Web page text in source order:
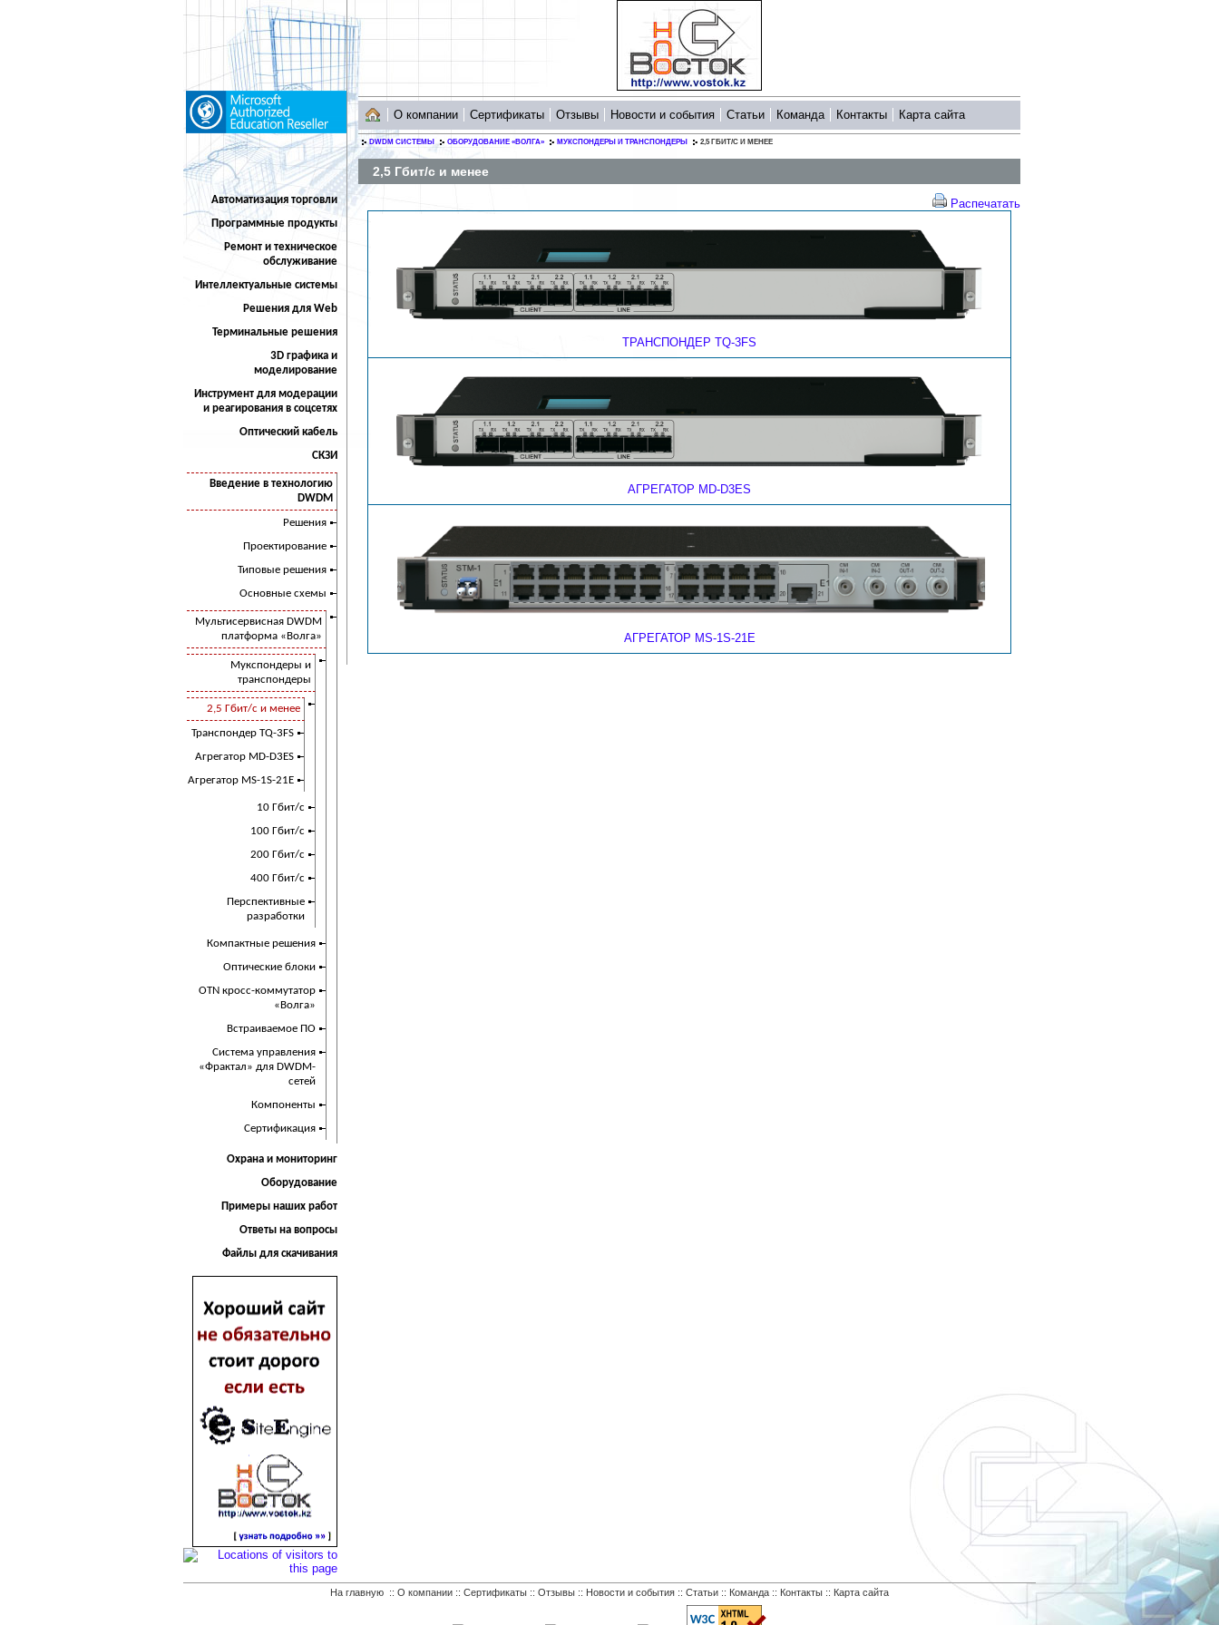
Автоматизация торговли
Программные продукты
Ремонт и техническое
обслуживание
Интеллектуальные системы
Решения для Web
Терминальные решения
3D графика и
моделирование
Инструмент для модерации
и реагирования в соцсетях
Оптический кабель
СКЗИ
Введение в технологию
DWDM
Решения
Проектирование
Типовые решения
Основные схемы
Мультисервисная DWDM
платформа «Волга»
Мукспондеры и
транспондеры
2,5 Гбит/с и менее
Транспондер TQ-3FS
Агрегатор MD-D3ES
Агрегатор MS-1S-21E
10 Гбит/с
100 Гбит/с
200 Гбит/с
400 Гбит/с
Перспективные
разработки
Компактные решения
Оптические блоки
OTN кросс-коммутатор
«Волга»
Встраиваемое ПО
Cистема управления
«Фрактал» для DWDM-
сетей
Компоненты
Сертификация
Охрана и мониторинг
Оборудование
Примеры наших работ
Ответы на вопросы
Файлы для скачивания
О компании Сертификаты Отзывы Новости и события Статьи Команда Контакты Карта сайта
DWDM СИСТЕМЫ ОБОРУДОВАНИЕ «ВОЛГА» МУКСПОНДЕРЫ И ТРАНСПОНДЕРЫ 2,5 ГБИТ/С И МЕНЕЕ
2,5 Гбит/с и менее
Распечатать
ТРАНСПОНДЕР ТQ-3FS
АГРЕГАТОР MD-D3ES
АГРЕГАТОР MS-1S-21E
На главную :: О компании :: Сертификаты :: Отзывы :: Новости и события :: Статьи :: Команда :: Контакты :: Карта сайта